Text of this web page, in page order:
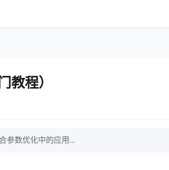
教程）
参数优化中的应用...